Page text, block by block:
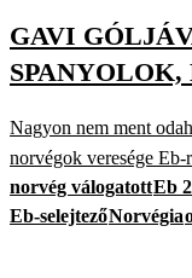
GAVI
Nagyon nem ment
norvégok veresége Eb-
norvég válogatottEb
Eb-selejtezőNorvégia